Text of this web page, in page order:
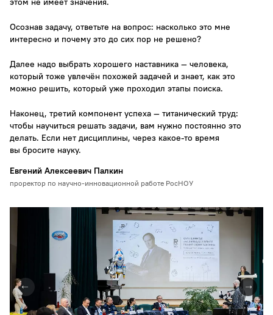
Осознав задачу, ответьте на вопрос: насколько это мне
интересно и почему это до сих пор не решено?
Далее надо выбрать хорошего наставника — человека,
который тоже увлечён похожей задачей и знает, как это
можно решить, который уже проходил этапы поиска.
Наконец, третий компонент успеха — титанический труд:
чтобы научиться решать задачи, вам нужно постоянно это
делать. Если нет дисциплины, через какое-то время
вы бросите науку.
Евгений Алексеевич Палкин
проректор по научно-инновационной работе РосНОУ